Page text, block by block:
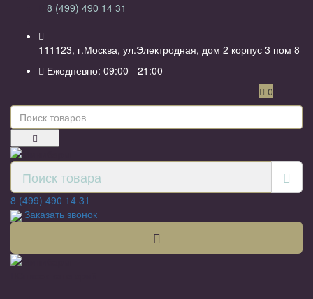
8 (499) 490 14 31
111123, г.Москва, ул.Электродная, дом 2 корпус 3 пом 8
Ежедневно: 09:00 - 21:00
0
8 (499) 490 14 31
Заказать звонок